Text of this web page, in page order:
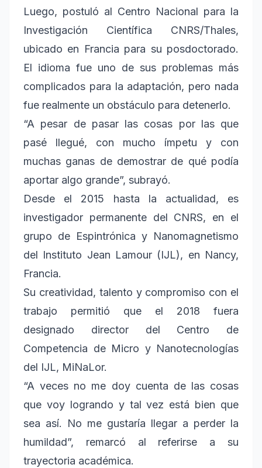
Luego, postuló al Centro Nacional para la
Investigación Científica CNRS/Thales,
ubicado en Francia para su posdoctorado.
El idioma fue uno de sus problemas más
complicados para la adaptación, pero nada
fue realmente un obstáculo para detenerlo.
“A pesar de pasar las cosas por las que
pasé llegué, con mucho ímpetu y con
muchas ganas de demostrar de qué podía
aportar algo grande”, subrayó.
Desde el 2015 hasta la actualidad, es
investigador permanente del CNRS, en el
grupo de Espintrónica y Nanomagnetismo
del Instituto Jean Lamour (IJL), en Nancy,
Francia.
Su creatividad, talento y compromiso con el
trabajo permitió que el 2018 fuera
designado director del Centro de
Competencia de Micro y Nanotecnologías
del IJL, MiNaLor.
“A veces no me doy cuenta de las cosas
que voy logrando y tal vez está bien que
sea así. No me gustaría llegar a perder la
humildad”, remarcó al referirse a su
trayectoria académica.